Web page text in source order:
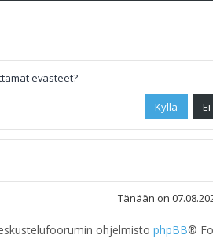
evästeet?
Tänään on
ohjelmisto phpBB®